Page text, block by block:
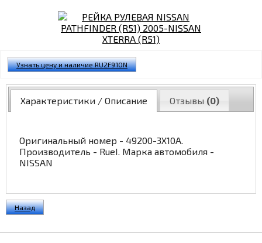
Узнать цену и наличие RU2F910N
Характеристики / Описание Отзывы (0)
Оригинальный номер - 49200-3X10A.
Производитель - RueI. Марка автомобиля -
NISSAN
Назад